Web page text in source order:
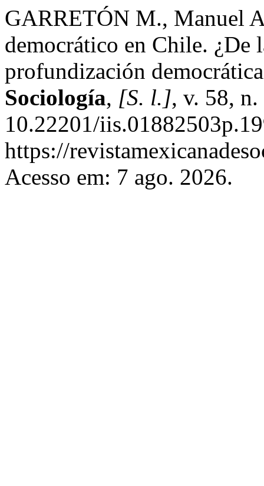
GARRETÓN M., Manuel
democrático en Chile. ¿De
profundización
Sociología, [S. l.], v. 58,
10.22201/
https://
Acesso em: 7 ago. 2026.